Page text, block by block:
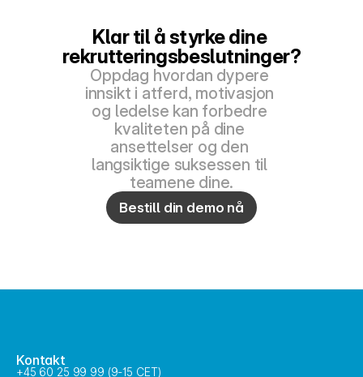
Klar til å styrke dine
rekrutteringsbeslutninger?
Oppdag hvordan dypere
innsikt i atferd, motivasjon
og ledelse kan forbedre
kvaliteten på dine
ansettelser og den
langsiktige suksessen til
teamene dine.
Bestill din demo nå
Kontakt
+45 60 25 99 99 (9-15 CET)